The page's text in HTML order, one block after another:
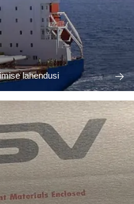
lahendusi